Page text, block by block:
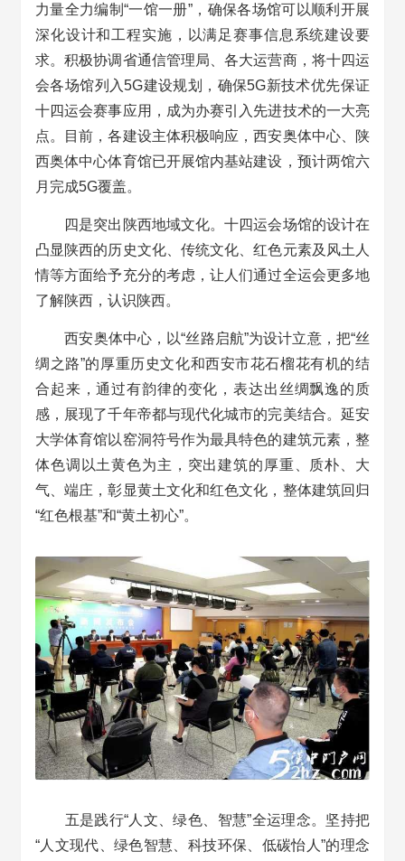
力量全力编制“一馆一册”，确保各场馆可以顺利开展
深化设计和工程实施，以满足赛事信息系统建设要
求。积极协调省通信管理局、各大运营商，将十四运
会各场馆列入5G建设规划，确保5G新技术优先保证
十四运会赛事应用，成为办赛引入先进技术的一大亮
点。目前，各建设主体积极响应，西安奥体中心、陕
西奥体中心体育馆已开展馆内基站建设，预计两馆六
月完成5G覆盖。
四是突出陕西地域文化。十四运会场馆的设计在
凸显陕西的历史文化、传统文化、红色元素及风土人
情等方面给予充分的考虑，让人们通过全运会更多地
了解陕西，认识陕西。
西安奥体中心，以“丝路启航”为设计立意，把“丝
绸之路”的厚重历史文化和西安市花石榴花有机的结
合起来，通过有韵律的变化，表达出丝绸飘逸的质
感，展现了千年帝都与现代化城市的完美结合。延安
大学体育馆以窑洞符号作为最具特色的建筑元素，整
体色调以土黄色为主，突出建筑的厚重、质朴、大
气、端庄，彰显黄土文化和红色文化，整体建筑回归
“红色根基”和“黄土初心”。
五是践行“人文、绿色、智慧”全运理念。坚持把
“人文现代、绿色智慧、科技环保、低碳怡人”的理念